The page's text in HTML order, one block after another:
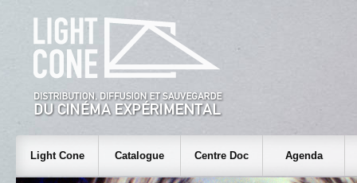
Light Cone Catalogue Centre Doc Agenda